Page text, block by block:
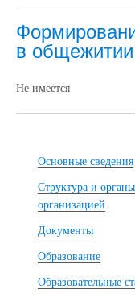
в общежитии
Не имеется
Основные сведения
Структура и
организацией
Документы
Образование
Образовательные